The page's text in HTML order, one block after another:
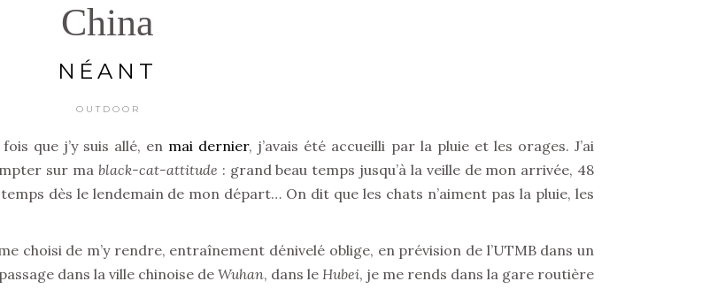
China
NÉANT
OUTDOOR
que j’y suis allé, en mai dernier, j’avais été accueilli par la pluie et les orages. J’ai
sur ma black-cat-attitude : grand beau temps jusqu’à la veille de mon arrivée, 48
dès le lendemain de mon départ… On dit que les chats n’aiment pas la pluie, les
choisi de m’y rendre, entraînement dénivelé oblige, en prévision de l’UTMB dans un
dans la ville chinoise de Wuhan, dans le Hubei, je me rends dans la gare routière